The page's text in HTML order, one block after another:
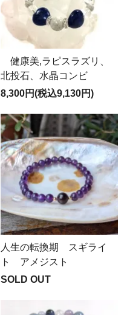
健康美,ラピスラズリ、
北投石、水晶コンビ
8,300円(税込9,130円)
人生の転換期 スギライ
ト アメジスト
SOLD OUT